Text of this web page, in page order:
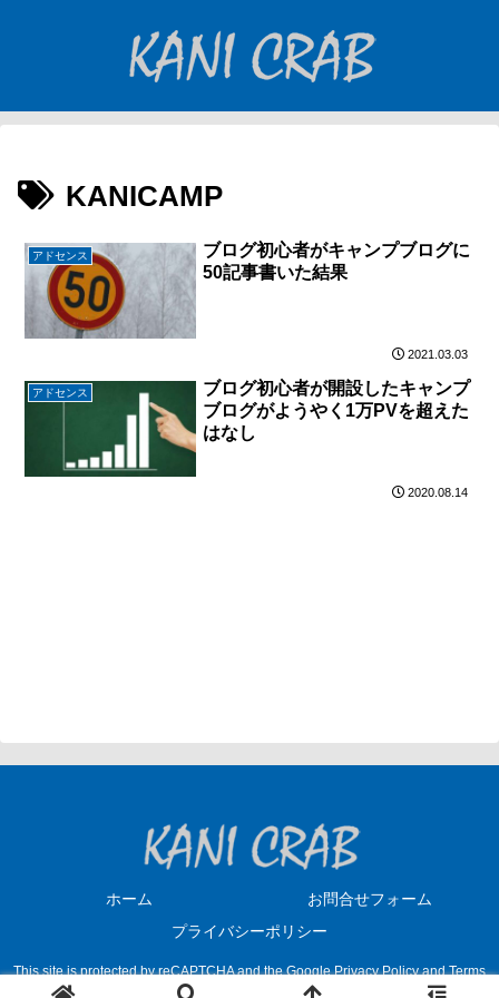
KANICAMP
アドセンス
ブログ初心者がキャンプブログに
50記事書いた結果
2021.03.03
アドセンス
ブログ初心者が開設したキャンプ
ブログがようやく1万PVを超えた
はなし
2020.08.14
ホーム
お問合せフォーム
プライバシーポリシー
This site is protected by reCAPTCHA and the GooglePrivacy PolicyandTerms